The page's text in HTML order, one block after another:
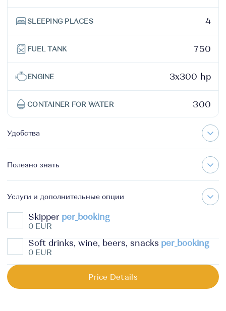
SLEEPING PLACES 4
FUEL TANK 750
ENGINE 3x300 hp
CONTAINER FOR WATER 300
Удобства
Полезно знать
Услуги и дополнительные опции
Skipper per_booking
0 EUR
Soft drinks, wine, beers, snacks per_booking
0 EUR
Price Details